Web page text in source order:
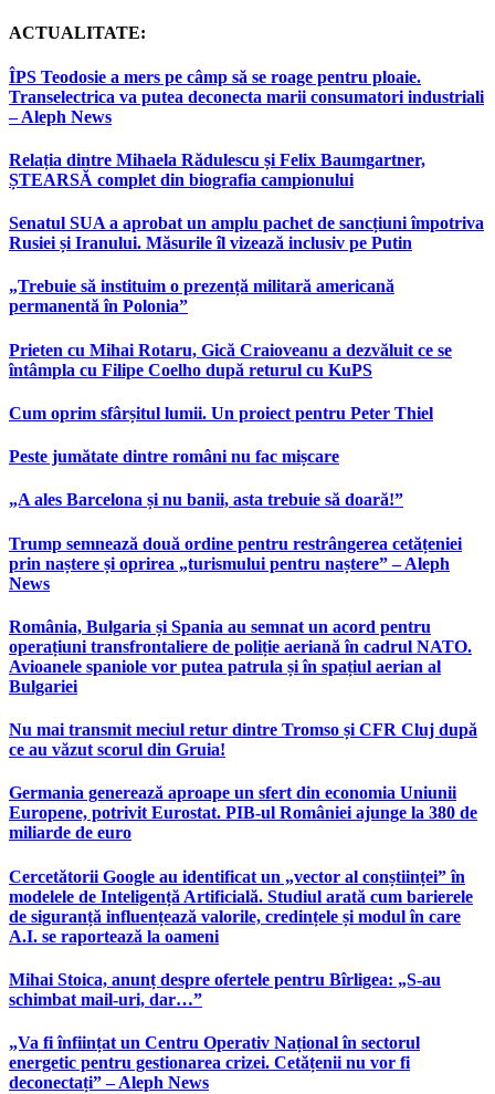
ACTUALITATE:
ÎPS Teodosie a mers pe câmp să se roage pentru ploaie.
Transelectrica va putea deconecta marii consumatori industriali
– Aleph News
Relația dintre Mihaela Rădulescu și Felix Baumgartner,
ȘTEARSĂ complet din biografia campionului
Senatul SUA a aprobat un amplu pachet de sancțiuni împotriva
Rusiei și Iranului. Măsurile îl vizează inclusiv pe Putin
„Trebuie să instituim o prezență militară americană
permanentă în Polonia”
Prieten cu Mihai Rotaru, Gică Craioveanu a dezvăluit ce se
întâmpla cu Filipe Coelho după returul cu KuPS
Cum oprim sfârșitul lumii. Un proiect pentru Peter Thiel
Peste jumătate dintre români nu fac mișcare
„A ales Barcelona și nu banii, asta trebuie să doară!”
Trump semnează două ordine pentru restrângerea cetățeniei
prin naștere și oprirea „turismului pentru naștere” – Aleph
News
România, Bulgaria și Spania au semnat un acord pentru
operațiuni transfrontaliere de poliție aeriană în cadrul NATO.
Avioanele spaniole vor putea patrula și în spațiul aerian al
Bulgariei
Nu mai transmit meciul retur dintre Tromso și CFR Cluj după
ce au văzut scorul din Gruia!
Germania generează aproape un sfert din economia Uniunii
Europene, potrivit Eurostat. PIB-ul României ajunge la 380 de
miliarde de euro
Cercetătorii Google au identificat un „vector al conștiinței” în
modelele de Inteligență Artificială. Studiul arată cum barierele
de siguranță influențează valorile, credințele și modul în care
A.I. se raportează la oameni
Mihai Stoica, anunț despre ofertele pentru Bîrligea: „S-au
schimbat mail-uri, dar…”
„Va fi înființat un Centru Operativ Național în sectorul
energetic pentru gestionarea crizei. Cetățenii nu vor fi
deconectați” – Aleph News